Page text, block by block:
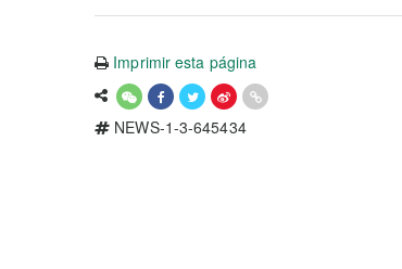
Imprimir esta página
NEWS-1-3-645434